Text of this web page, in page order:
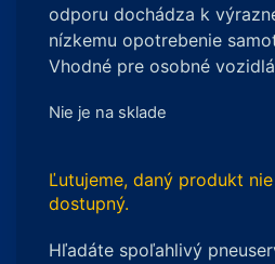
odporu dochádza k
nízkemu opotrebenie
Vhodné pre osobné vozidlá
Nie je na sklade
Ľutujeme, daný produkt
dostupný.
Hľadáte spoľahlivý